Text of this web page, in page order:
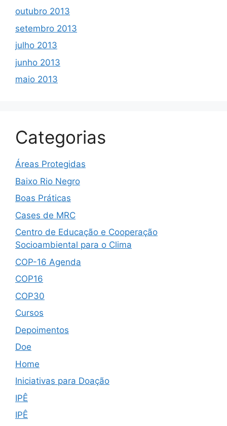
outubro 2013
setembro 2013
julho 2013
junho 2013
maio 2013
Categorias
Áreas Protegidas
Baixo Rio Negro
Boas Práticas
Cases de MRC
Centro de Educação e Cooperação
Socioambiental para o Clima
COP-16 Agenda
COP16
COP30
Cursos
Depoimentos
Doe
Home
Iniciativas para Doação
IPÊ
IPÊ